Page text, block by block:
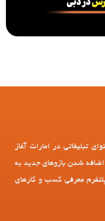
تولید محتوای تبلیغاتی در امارات آغاز
اضافه شدن بازوهای جدید به
معرفی کسب و کارهای